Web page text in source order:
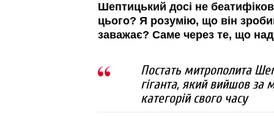
Шептицький досі не
цього? Я розумію, що він
заважає? Саме через те, що
Постать митрополита
гіганта, який вийшов за
категорій свого часу